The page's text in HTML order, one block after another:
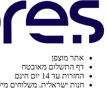
אתר מוצפן
דף התשלום מאובטח
החזרות עד 14 יום חינם
חנות ישראלית. משלוחים